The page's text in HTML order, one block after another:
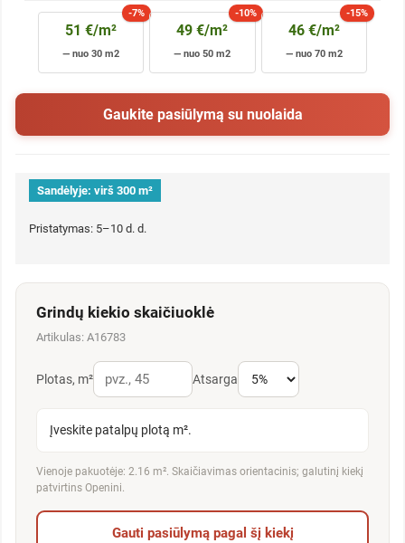
-7%
51 €/m²
— nuo 30 m2
-10%
49 €/m²
— nuo 50 m2
-15%
46 €/m²
— nuo 70 m2
Gaukite pasiūlymą su nuolaida
Sandėlyje: virš 300 m²
Pristatymas: 5–10 d. d.
Grindų kiekio skaičiuoklė
Artikulas: A16783
Plotas, m² Atsarga
Įveskite patalpų plotą m².
Vienoje pakuotėje: 2.16 m². Skaičiavimas orientacinis; galutinį kiekį
patvirtins Openini.
Gauti pasiūlymą pagal šį kiekį